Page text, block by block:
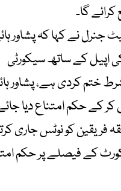
کرائےگا۔
جنرل نےکہا کہ پشاور
اپیل کے ساتھ سیکورٹی
ختمکردیہے، پشاور
کے حکم امتناع دیا
فریقینکو نوٹس جاری
کے فیصلے پر حکم